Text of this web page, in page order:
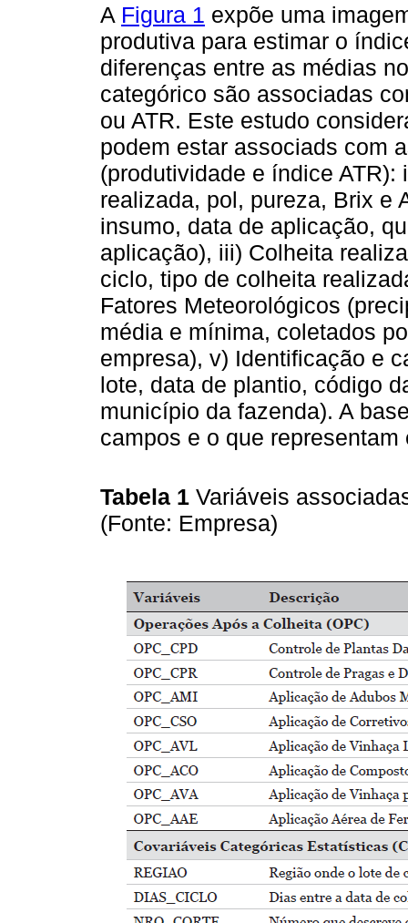
A Figura 1 expõe uma
produtiva para estimar o
diferenças entre as médias
categórico são associadas
ou ATR. Este estudo
podem estar associads com
(produtividade e índice
realizada, pol, pureza, Brix e
insumo, data de aplicação,
aplicação), iii) Colheita
ciclo, tipo de colheita
Fatores Meteorológicos
média e mínima, coletados
empresa), v) Identificação e
lote, data de plantio, código
município da fazenda). A
campos e o que
Tabela 1 Variáveis
(Fonte: Empresa)